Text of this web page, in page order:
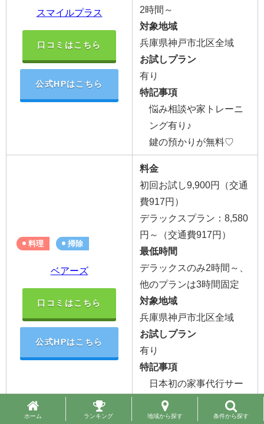
スマイルプラス
口コミはこちら
公式HPはこちら
2時間～
対象地域
兵庫県神戸市北区全域
お試しプラン
有り
特記事項
悩み相談や家トレーニ
ング有り♪
鍵の預かりが無料♡
料理 掃除
ベアーズ
口コミはこちら
公式HPはこちら
料金
初回お試し9,900円（交通
費917円）
デラックスプラン：8,580
円～
（交通費917円）
最低時間
デラックスのみ2時間～、
他のプランは3時間固定
対象地域
兵庫県神戸市北区全域
お試しプラン
有り
特記事項
日本初の家事代行サー
ビス認証を取得☆
RIZAP監修の料理有り